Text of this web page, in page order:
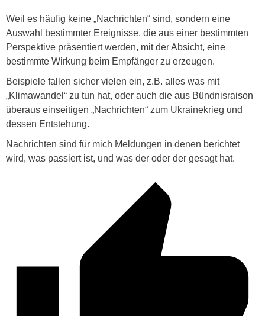
Weil es häufig keine „Nachrichten“ sind, sondern eine
Auswahl bestimmter Ereignisse, die aus einer bestimmten
Perspektive präsentiert werden, mit der Absicht, eine
bestimmte Wirkung beim Empfänger zu erzeugen.
Beispiele fallen sicher vielen ein, z.B. alles was mit
„Klimawandel“ zu tun hat, oder auch die aus Bündnisraison
überaus einseitigen „Nachrichten“ zum Ukrainekrieg und
dessen Entstehung.
Nachrichten sind für mich Meldungen in denen berichtet
wird, was passiert ist, und was der oder der gesagt hat.